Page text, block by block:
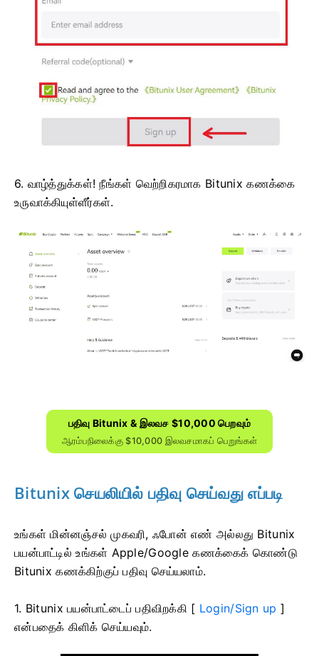
6. வாழ்த்துக்கள்!நீங்கள் வெற்றிகரமாக Bitunix கணக்கை
உருவாக்கியுள்ளீர்கள்.
பதிவு Bitunix & இலவச $10,000 பெறவும்
ஆரம்பநிலைக்கு $10,000 இலவசமாகப் பெறுங்கள்
Bitunix செயலியில் பதிவு செய்வது எப்படி
உங்கள் மின்னஞ்சல் முகவரி, ஃபோன் எண் அல்லது Bitunix
பயன்பாட்டில் உங்கள் Apple/Google கணக்கைக் கொண்டு
Bitunix கணக்கிற்குப் பதிவு செய்யலாம்.
1. Bitunix பயன்பாட்டைப் பதிவிறக்கி [ Login/Sign up ]
என்பதைக் கிளிக் செய்யவும்.